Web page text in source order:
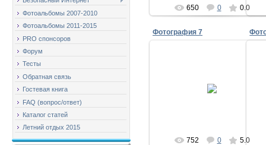
Фотоальбомы 2007-2010
Фотоальбомы 2011-2015
PRO спонсоров
Форум
Тесты
Обратная связь
Гостевая книга
FAQ (вопрос/ответ)
Каталог статей
Летний отдых 2015
650 0 0.0
Фотография 7
752 0 5.0